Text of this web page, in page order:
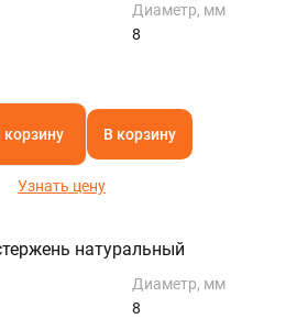
Диаметр, мм
8
корзину В корзину
Узнать цену
натуральный
Диаметр, мм
8